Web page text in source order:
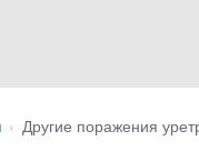
› Другие поражения